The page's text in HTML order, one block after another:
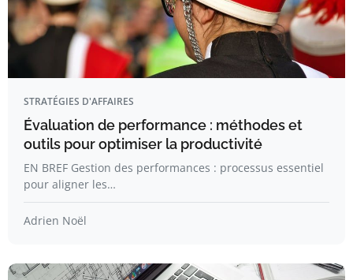
STRATÉGIES D'AFFAIRES
Évaluation de performance : méthodes et
outils pour optimiser la productivité
EN BREF Gestion des performances : processus essentiel
pour aligner les…
Adrien Noël